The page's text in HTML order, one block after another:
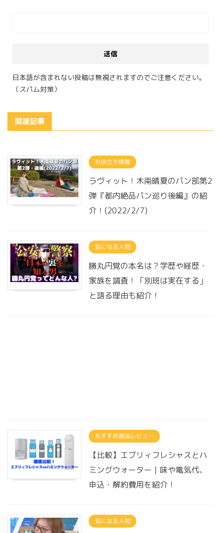
日本語が含まれない投稿は無視されますのでご注意ください。
（スパム対策）
関連記事
お役立ち情報
ラヴィット！木南晴夏のパン部第2
弾『都内絶品パン巡り後編』の紹
介！(2022/2/7)
気になる人物
勝丸円覚の本名は？学歴や経歴・
家族を調査！「別班は実在する」
と語る理由も紹介！
おすすめ商品レビュー
【比較】エブリィフレシャスとハ
ミングウォーター｜味や電気代、
申込・解約費用を紹介！
気になる人物